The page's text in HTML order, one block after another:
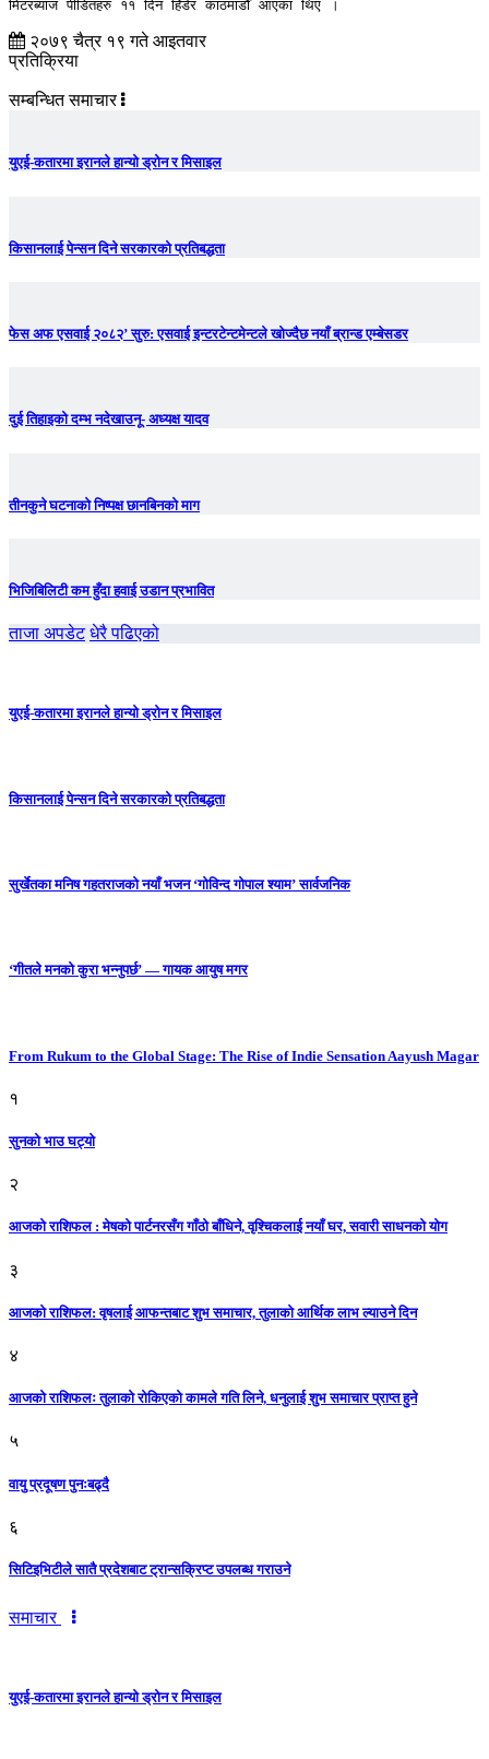
मिटरब्याज पीडितहरु ११ दिन हिँडेर काठमाडौँ आएका थिए ।
२०७९ चैत्र १९ गते आइतवार
प्रतिक्रिया
सम्बन्धित समाचार
युएई-कतारमा इरानले हान्यो ड्रोन र मिसाइल
किसानलाई पेन्सन दिने सरकारको प्रतिबद्धता
फेस अफ एसवाई २०८२’ सुरु: एसवाई इन्टरटेन्टमेन्टले खोज्दैछ नयाँ ब्रान्ड एम्बेसडर
दुई तिहाइको दम्भ नदेखाउनू- अध्यक्ष यादव
तीनकुने घटनाकाे निष्पक्ष छानबिनकाे माग
भिजिबिलिटी कम हुँदा हवाई उडान प्रभावित
ताजा अपडेट धेरै पढिएको
युएई-कतारमा इरानले हान्यो ड्रोन र मिसाइल
किसानलाई पेन्सन दिने सरकारको प्रतिबद्धता
सुर्खेतका मनिष गहतराजको नयाँ भजन ‘गोविन्द गोपाल श्याम’ सार्वजनिक
‘गीतले मनको कुरा भन्नुपर्छ’ — गायक आयुष मगर
From Rukum to the Global Stage: The Rise of Indie Sensation Aayush Magar
१
सुनको भाउ घट्याे
२
आजको राशिफल : मेषको पार्टनरसँग गाँठो बाँधिने, वृश्चिकलाई नयाँ घर, सवारी साधनकाे याेग
३
आजकाे राशिफल: वृषलाई आफन्तबाट शुभ समाचार, तुलाकाे आर्थिक लाभ ल्याउने दिन
४
आजको राशिफलः तुलाकाे रोकिएको कामले गति लिने, धनुलाई शुभ समाचार प्राप्त हुने
५
वायु प्रदूषण पुनःबढ्दै
६
सिटिइभिटीले सातै प्रदेशबाट ट्रान्सक्रिप्ट उपलब्ध गराउने
समाचार
युएई-कतारमा इरानले हान्यो ड्रोन र मिसाइल